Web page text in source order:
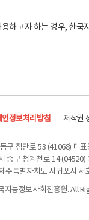
하고자 하는 경우, 한
인정보처리방침 저작권
구 첨단로 53 (41068) 대
중구 청계천로 14
주특별자치도 서귀포시
능정보사회진흥원. All